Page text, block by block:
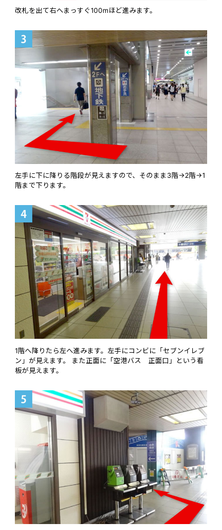
改札を出て右へまっすぐ100mほど進みます。
左手に下に降りる階段が見えますので、そのまま3階→2階→1
階まで下ります。
1階へ降りたら左へ進みます。左手にコンビに「セブンイレブ
ン」が見えます。 また正面に「空港バス 正面口」という看
板が見えます。